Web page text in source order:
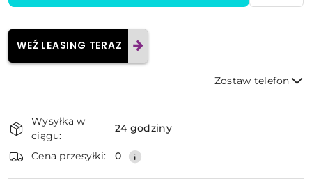
WEŹ LEASING TERAZ
Zostaw telefon
i
dostawa
Wysyłka w
ciągu:
24 godziny
Cena przesyłki: 0